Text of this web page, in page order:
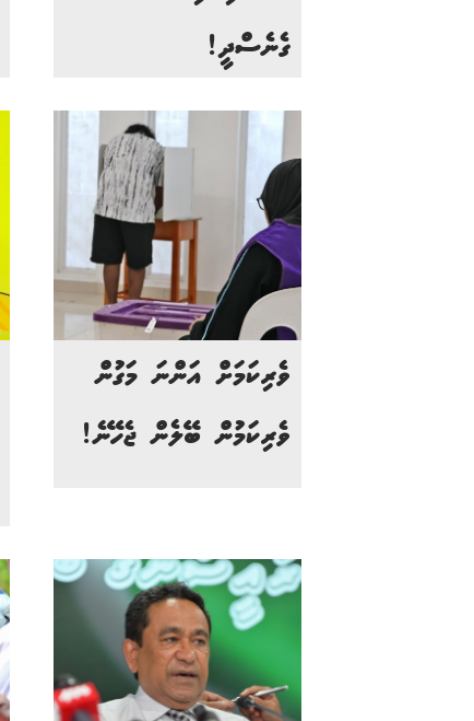
ގެނެސްދީ!
ވެރިކަމަށް އަންނަ މަގުން
ވެރިކަމުން ބޭލެން ޖެހޭނެ!